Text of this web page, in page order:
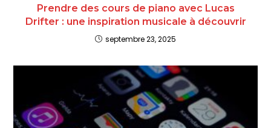
Prendre des cours de piano avec Lucas
Drifter : une inspiration musicale à découvrir
septembre 23, 2025